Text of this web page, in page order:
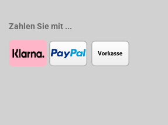
Zahlen Sie mit ...